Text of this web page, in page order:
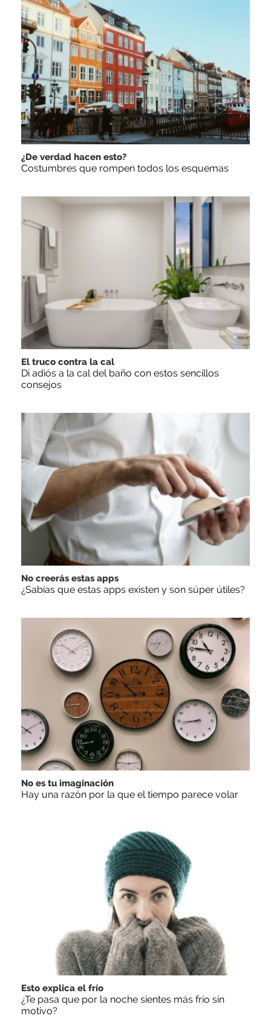
¿De verdad hacen esto?
Costumbres que rompen todos los esquemas
El truco contra la cal
Di adiós a la cal del baño con estos sencillos
consejos
No creerás estas apps
¿Sabías que estas apps existen y son súper útiles?
No es tu imaginación
Hay una razón por la que el tiempo parece volar
Esto explica el frío
¿Te pasa que por la noche sientes más frío sin
motivo?